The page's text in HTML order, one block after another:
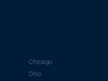
Chicago
Ohio